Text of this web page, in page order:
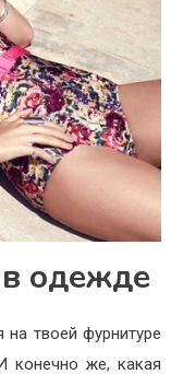
одежде
на твоей фурнитуре
конечно же, какая